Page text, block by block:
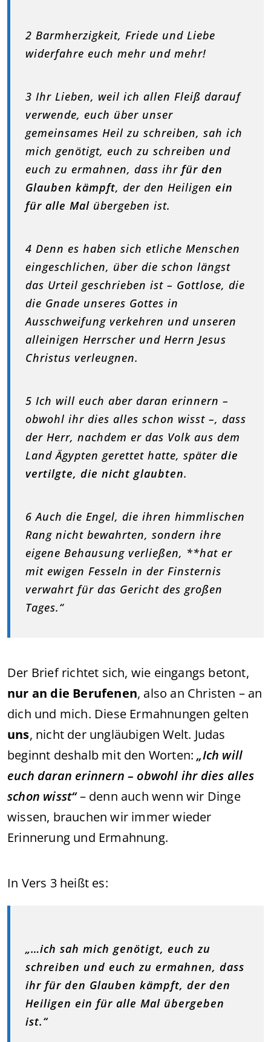
2 Barmherzigkeit, Friede und Liebe
widerfahre euch mehr und mehr!
3 Ihr Lieben, weil ich allen Fleiß darauf
verwende, euch über unser
gemeinsames Heil zu schreiben, sah ich
mich genötigt, euch zu schreiben und
euch zu ermahnen, dass ihr für den
Glauben kämpft, der den Heiligen ein
für alle Mal übergeben ist.
4 Denn es haben sich etliche Menschen
eingeschlichen, über die schon längst
das Urteil geschrieben ist – Gottlose, die
die Gnade unseres Gottes in
Ausschweifung verkehren und unseren
alleinigen Herrscher und Herrn Jesus
Christus verleugnen.
5 Ich will euch aber daran erinnern –
obwohl ihr dies alles schon wisst –, dass
der Herr, nachdem er das Volk aus dem
Land Ägypten gerettet hatte, später die
vertilgte, die nicht glaubten.
6 Auch die Engel, die ihren himmlischen
Rang nicht bewahrten, sondern ihre
eigene Behausung verließen, **hat er
mit ewigen Fesseln in der Finsternis
verwahrt für das Gericht des großen
Tages.“
Der Brief richtet sich, wie eingangs betont,
nur an die Berufenen, also an Christen – an
dich und mich. Diese Ermahnungen gelten
uns, nicht der ungläubigen Welt. Judas
beginnt deshalb mit den Worten:„Ich will
euch daran erinnern – obwohl ihr dies alles
schon wisst“– denn auch wenn wir Dinge
wissen, brauchen wir immer wieder
Erinnerung und Ermahnung.
In Vers 3 heißt es:
„…ich sah mich genötigt, euch zu
schreiben und euch zu ermahnen, dass
ihr für den Glauben kämpft, der den
Heiligen ein für alle Mal übergeben
ist.“